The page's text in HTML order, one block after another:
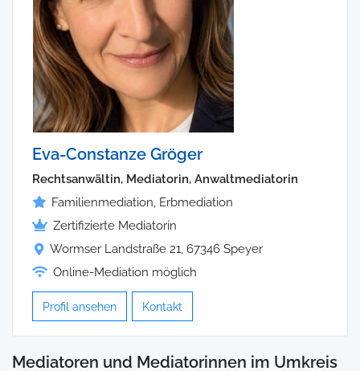
Eva-Constanze Gröger
Rechtsanwältin, Mediatorin, Anwaltmediatorin
Familienmediation, Erbmediation
Zertifizierte Mediatorin
Wormser Landstraße 21, 67346 Speyer
Online-Mediation möglich
Profil ansehen Kontakt
Mediatoren und Mediatorinnen im Umkreis